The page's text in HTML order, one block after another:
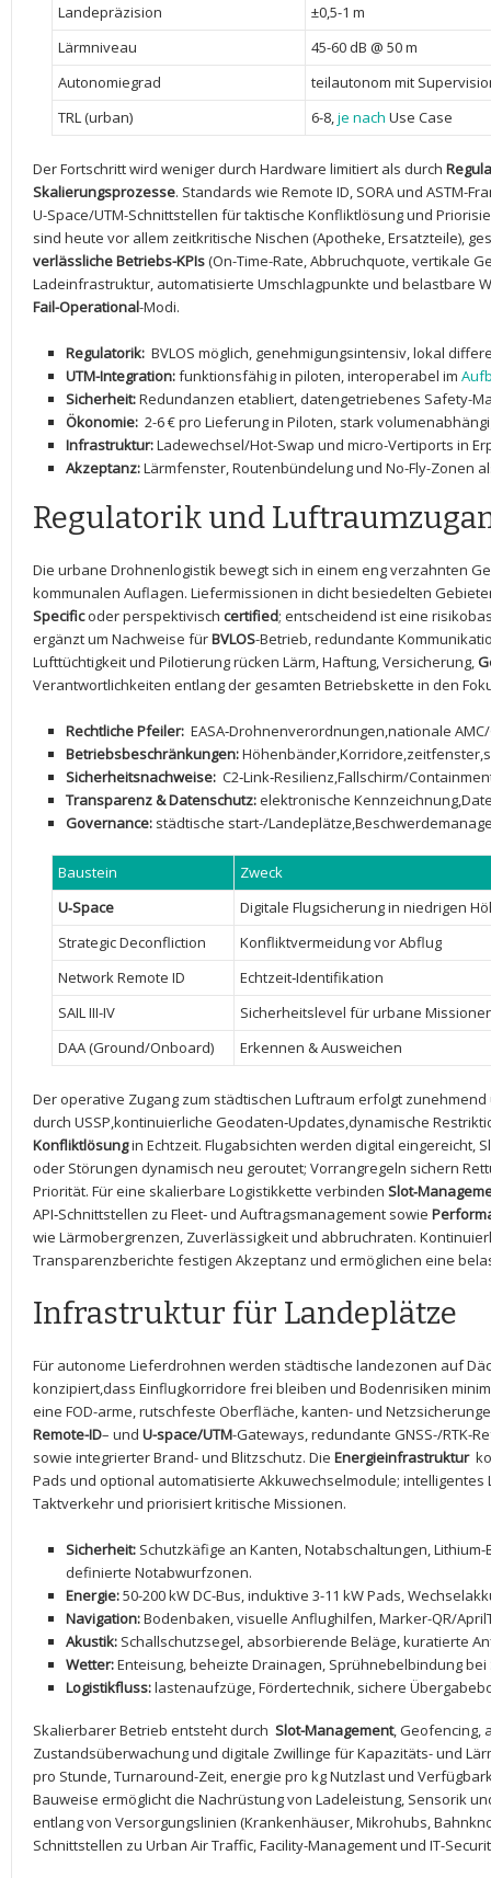
Landepräzision
±0,5-1​ m
Lärmniveau
45-60 ⁤dB @ 50 m
Autonomiegrad
teilautonom⁢ mit
TRL ⁢(urban)
6-8, je nach ⁣ Use ‌Case
Der Fortschritt wird weniger durch Hardware limitiert als durch
Skalierungsprozesse. ‌Standards wie Remote ID, SORA​ und ASTM-
U-Space/UTM-Schnittstellen für taktische Konfliktlösung⁢ und
sind heute vor allem zeitkritische Nischen (Apotheke, Ersatzteile),
verlässliche Betriebs-KPIs⁤(On-Time-Rate, Abbruchquote, vertikale
Ladeinfrastruktur, automatisierte Umschlagpunkte und belastbare
Fail-Operational-Modi.
Regulatorik: BVLOS möglich, genehmigungsintensiv, lokal
UTM-Integration:funktionsfähig ‍in piloten, ‌interoperabel​ im
Sicherheit:Redundanzen etabliert, datengetriebenes‌ Safety-
Ökonomie: 2-6‌ € pro Lieferung in Piloten, stark
Infrastruktur:⁤Ladewechsel/Hot-Swap und micro-Vertiports in
Akzeptanz:Lärmfenster, Routenbündelung und No-Fly-Zonen
Regulatorik ⁣und
Die urbane Drohnenlogistik bewegt⁤ sich in einem eng verzahnten
kommunalen Auflagen. Liefermissionen in dicht ‌besiedelten
Specificoder perspektivisch⁢ certified; entscheidend ist ⁤eine
ergänzt⁢ um Nachweise fürBVLOS-Betrieb, redundante
Lufttüchtigkeit und⁣ Pilotierung rücken Lärm, Haftung, ‍Versicherung,
Verantwortlichkeiten ⁢entlang der ‍gesamten Betriebskette in den
Rechtliche Pfeiler: EASA‑Drohnenverordnungen,nationale
Betriebsbeschränkungen:
Sicherheitsnachweise: C2‑Link‑Resilienz,Fallschirm/
Transparenz & Datenschutz:⁢elektronische
Governance: städtische ‌start-/
Baustein
Zweck
U‑Space
Digitale Flugsicherung ⁣in niedrigen
Strategic Deconfliction
Konfliktvermeidung vor​ Abflug
Network Remote ID
Echtzeit‑Identifikation
SAIL III-IV
Sicherheitslevel für urbane
DAA (Ground/Onboard)
Erkennen & Ausweichen
Der operative Zugang zum städtischen Luftraum erfolgt⁣
durch USSP,kontinuierliche Geodaten‑Updates,dynamische
Konfliktlösungin Echtzeit. Flugabsichten werden digital‌ eingereicht,
oder⁤ Störungen dynamisch neu geroutet; Vorrangregeln​ sichern
Priorität. Für ​eine skalierbare Logistikkette verbinden
API‑Schnittstellen⁣ zu Fleet‑⁣ und Auftragsmanagement sowie
wie Lärmobergrenzen, ⁢Zuverlässigkeit und abbruchraten.
Transparenzberichte festigen Akzeptanz und ⁤ermöglichen ⁤eine
Infrastruktur für Landeplätze
Für autonome Lieferdrohnen werden städtische landezonen auf
⁢konzipiert,dass Einflugkorridore frei bleiben ‌und Bodenrisiken
eine FOD-arme, rutschfeste Oberfläche,⁢ kanten- und
Remote-ID– und⁢ U-space/UTM-Gateways, redundante GNSS-/RTK-
sowie integrierter Brand- und ​Blitzschutz. ⁢Die Energieinfrastruktur
Pads⁢ und ‌optional automatisierte Akkuwechselmodule; intelligentes
Taktverkehr ⁣und⁢ priorisiert kritische Missionen.
Sicherheit: Schutzkäfige an Kanten,​ Notabschaltungen,
definierte Notabwurfzonen.
Energie:50-200 kW DC-Bus, ‌induktive ⁣3-11 ‍kW Pads,⁢
Navigation:Bodenbaken, visuelle Anflughilfen,‌ Marker-QR/
Akustik: Schallschutzsegel, absorbierende ‍Beläge, kuratierte
Wetter:⁢Enteisung, ⁢beheizte‍ Drainagen, Sprühnebelbindung
Logistikfluss:lastenaufzüge, Fördertechnik, sichere
Skalierbarer Betrieb ‍entsteht durch ​ Slot-Management, Geofencing,
Zustandsüberwachung und digitale ⁤Zwillinge für Kapazitäts- und
pro Stunde,⁤ Turnaround-Zeit, energie pro kg ⁤Nutzlast ‍und
Bauweise ermöglicht ​die Nachrüstung von Ladeleistung, Sensorik
entlang ⁤von Versorgungslinien (Krankenhäuser, Mikrohubs,
Schnittstellen zu Urban Air Traffic, Facility-Management und IT-